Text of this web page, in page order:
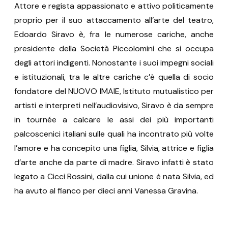
Attore e regista appassionato e attivo politicamente
proprio per il suo attaccamento all’arte del teatro,
Edoardo Siravo è, fra le numerose cariche, anche
presidente della Società Piccolomini che si occupa
degli attori indigenti. Nonostante i suoi impegni sociali
e istituzionali, tra le altre cariche c’è quella di socio
fondatore del NUOVO IMAIE, Istituto mutualistico per
artisti e interpreti nell’audiovisivo, Siravo è da sempre
in tournée a calcare le assi dei più importanti
palcoscenici italiani sulle quali ha incontrato più volte
l’amore e ha concepito una figlia, Silvia, attrice e figlia
d’arte anche da parte di madre. Siravo infatti è stato
legato a Cicci Rossini, dalla cui unione è nata Silvia, ed
ha avuto al fianco per dieci anni Vanessa Gravina.